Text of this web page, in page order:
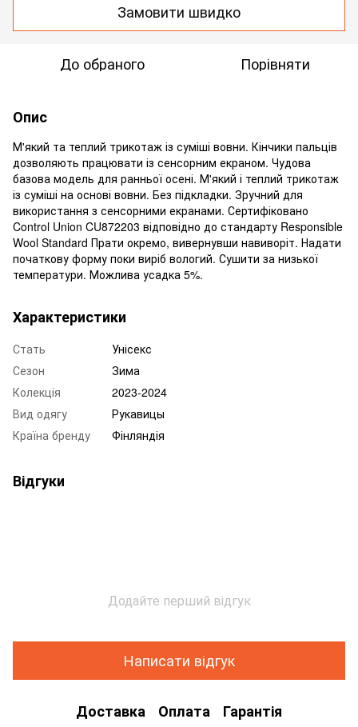
Замовити швидко
До обраного Порівняти
Опис
М'який та теплий трикотаж із суміші вовни. Кінчики пальців
дозволяють працювати із сенсорним екраном. Чудова
базова модель для ранньої осені. М'який і теплий трикотаж
із суміші на основі вовни. Без підкладки. Зручний для
використання з сенсорними екранами. Сертифіковано
Control Union CU872203 відповідно до стандарту Responsible
Wool Standard Прати окремо, вивернувши навиворіт. Надати
початкову форму поки виріб вологий. Сушити за низької
температури. Можлива усадка 5%.
Характеристики
Стать
Унісекс
Сезон
Зима
Колекція
2023-2024
Вид одягу
Рукавицы
Країна бренду
Фінляндія
Відгуки
Додайте перший відгук
Написати відгук
Доставка Оплата Гарантія